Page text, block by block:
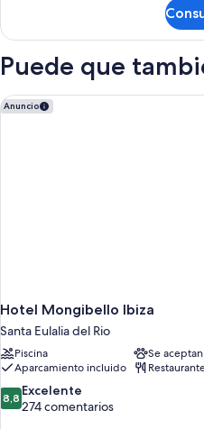
estudio
Puede que
Anuncio
Hotel Mongibello Ibiza
Santa Eulalia del Rio
Piscina
Se
Aparcamiento incluido
8.8
sobre
8,8 Excelente
274 comentarios
Hotel Mongibello Ibiza